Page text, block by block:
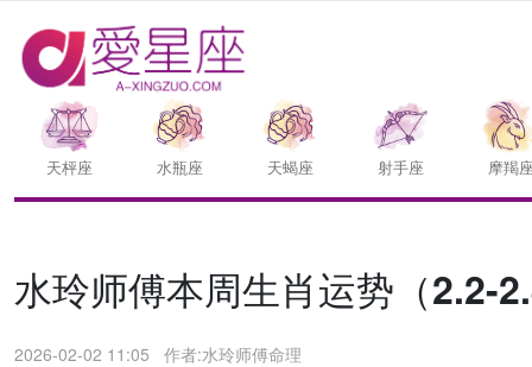
天枰座 水瓶座 天蝎座 射手座 摩羯
水玲师傅本周生肖运势（2.2-
2026-02-02 11:05 作者:水玲师傅命理